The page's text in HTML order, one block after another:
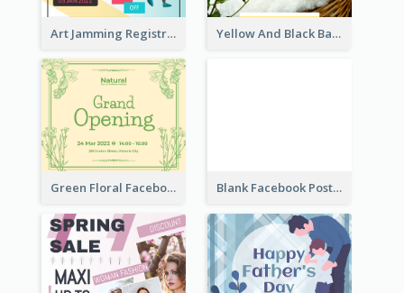
Art Jamming Registration Facebook Post Yellow And Black Baby Shower Facebook Post
Green Floral Facebook Post About Grand Opening Blank Facebook Post